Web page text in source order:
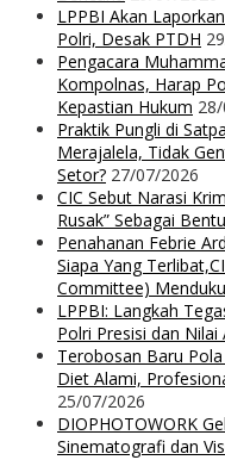
LPPBI Akan
Polri, Desak PTDH
Pengacara
Kompolnas, Harap
Kepastian Hukum
Praktik Pungli di
Merajalela, Tidak
Setor? 27/07/2026
CIC Sebut Narasi
Rusak” Sebagai
Penahanan Febrie
Siapa Yang
Committee)
LPPBI: Langkah
Polri Presisi dan
Terobosan Baru
Diet Alami,
25/07/2026
DIOPHOTOWORK
Sinematografi dan